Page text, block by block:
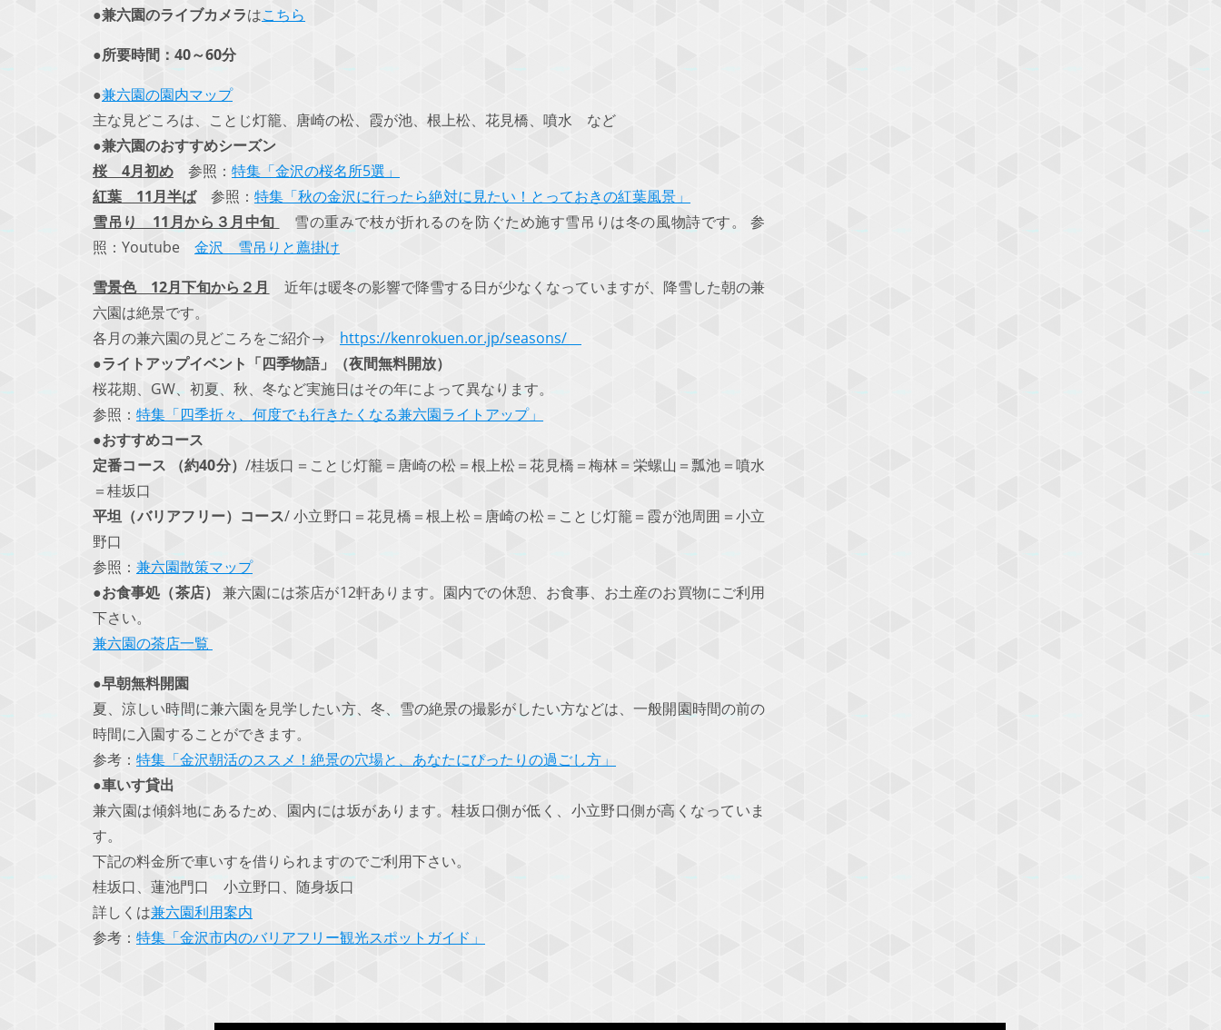
●兼六園のライブカメラはこちら
●所要時間：40～60分
●兼六園の園内マップ
主な見どころは、ことじ灯籠、唐崎の松、霞が池、根上松、花見橋、噴水 など
●兼六園のおすすめシーズン
桜 4月初め 参照： 特集「金沢の桜名所5選」
紅葉 11月半ば参照： 特集「秋の金沢に行ったら絶対に見たい！とっておきの紅葉風景」
雪吊り 11月から３月中旬
雪の重みで枝が折れるのを防ぐため施す雪吊りは冬の風物詩です。 参
照：Youtube 金沢 雪吊りと薦掛け
雪景色 12月下旬から２月
近年は暖冬の影響で降雪する日が少なくなっていますが、降雪した朝の兼
六園は絶景です。
各月の兼六園の見どころをご紹介→ https://kenrokuen.or.jp/seasons/
●ライトアップイベント「四季物語」（夜間無料開放）
桜花期、GW、初夏、秋、冬など実施日はその年によって異なります。
参照： 特集「四季折々、何度でも行きたくなる兼六園ライトアップ」
●おすすめコース
定番コース （約40分） /桂坂口＝ことじ灯籠＝唐崎の松＝根上松＝花見橋＝梅林＝栄螺山＝瓢池＝噴水
＝桂坂口
平坦（バリアフリー）コース/ 小立野口＝花見橋＝根上松＝唐崎の松＝ことじ灯籠＝霞が池周囲＝小立
野口
参照： 兼六園散策マップ
●お食事処（茶店） 兼六園には茶店が12軒あります。園内での休憩、お食事、お土産のお買物にご利用
下さい。
兼六園の茶店一覧
●早朝無料開園
夏、涼しい時間に兼六園を見学したい方、冬、雪の絶景の撮影がしたい方などは、一般開園時間の前の
時間に入園することができます。
参考： 特集「金沢朝活のススメ！絶景の穴場と、あなたにぴったりの過ごし方」
●車いす貸出
兼六園は傾斜地にあるため、園内には坂があります。桂坂口側が低く、小立野口側が高くなっていま
す。
下記の料金所で車いすを借りられますのでご利用下さい。
桂坂口、蓮池門口 小立野口、随身坂口
詳しくは兼六園利用案内
参考： 特集「金沢市内のバリアフリー観光スポットガイド」